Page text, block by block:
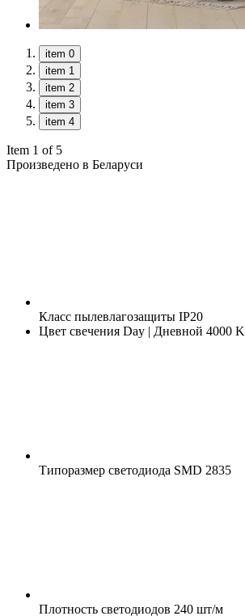
item 0
item 1
item 2
item 3
item 4
Item 1 of 5
Произведено в Беларуси
Класс пылевлагозащиты IP20
Цвет свечения Day | Дневной 4000 K
Типоразмер светодиода SMD 2835
Плотность светодиодов 240 шт/м